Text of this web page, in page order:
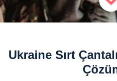
Ukraine Sırt